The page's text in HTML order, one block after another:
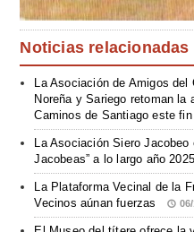
Noticias relacionadas
La Asociación de Amigos
Noreña y Sariego retoman la
Caminos de Santiago este
La Asociación Siero Jacobeo
Jacobeas” a lo largo año 2025
La Plataforma Vecinal de la
Vecinos aúnan fuerzas